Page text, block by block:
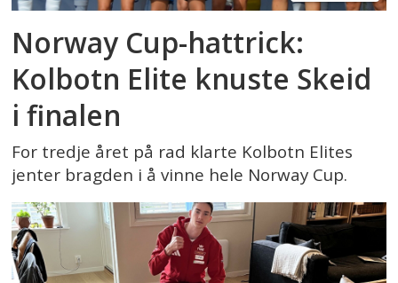
Norway Cup-hattrick:
Kolbotn Elite knuste Skeid
i finalen
For tredje året på rad klarte Kolbotn Elites
jenter bragden i å vinne hele Norway Cup.